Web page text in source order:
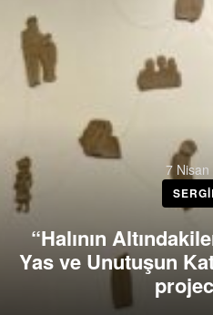
7 Nisan
“Halının
Yas ve Unutuşun